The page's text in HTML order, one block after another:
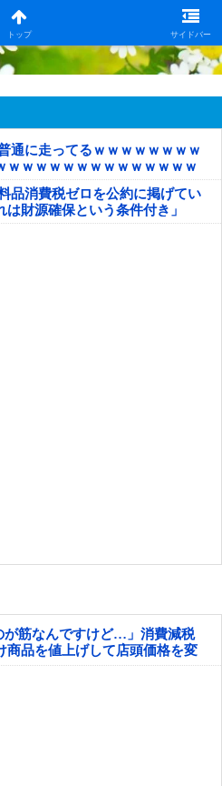
トップ サイドバー
通に走ってるｗｗｗｗｗｗｗｗ
ｗｗｗｗｗｗｗｗｗｗｗｗｗｗ
品消費税ゼロを公約に掲げてい
財源確保という条件付き」
が筋なんですけど…」消費減税
商品を値上げして店頭価格を変